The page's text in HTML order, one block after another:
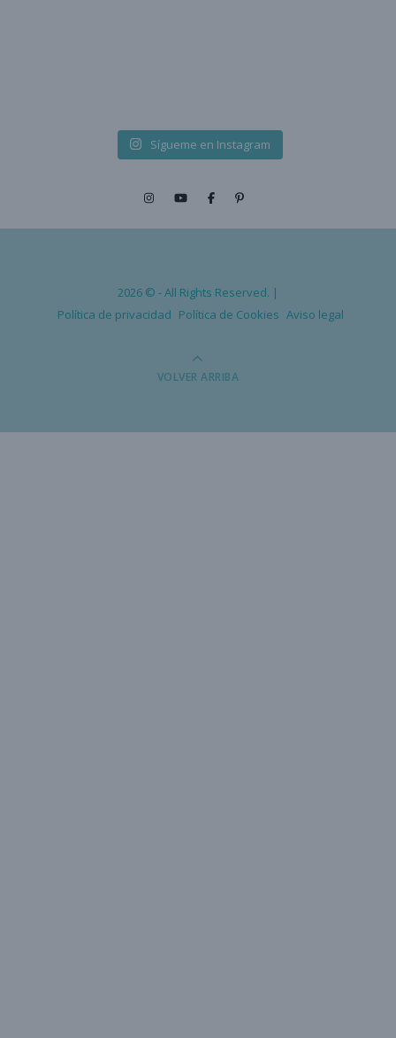
Sígueme en Instagram
2026 © - All Rights Reserved. |
Política de privacidad Política de Cookies Aviso legal
VOLVER ARRIBA